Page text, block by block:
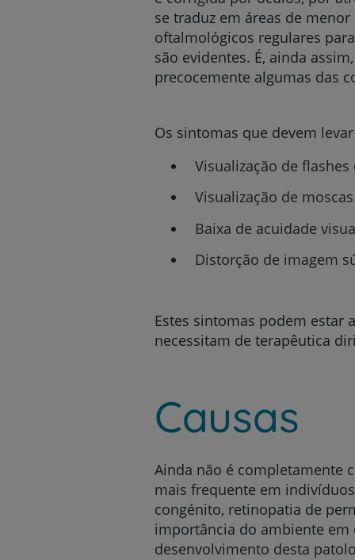
se traduz em áreas de
oftalmológicos regulares
são evidentes. É, ainda
precocemente algumas das
Os sintomas que devem
Visualização de
Visualização de
Baixa de acuidade
Distorção de imagem
Estes sintomas podem estar
necessitam de terapêutica
Causas
Ainda não é completamente
mais frequente em
congénito, retinopatia de
importância do ambiente
desenvolvimento desta